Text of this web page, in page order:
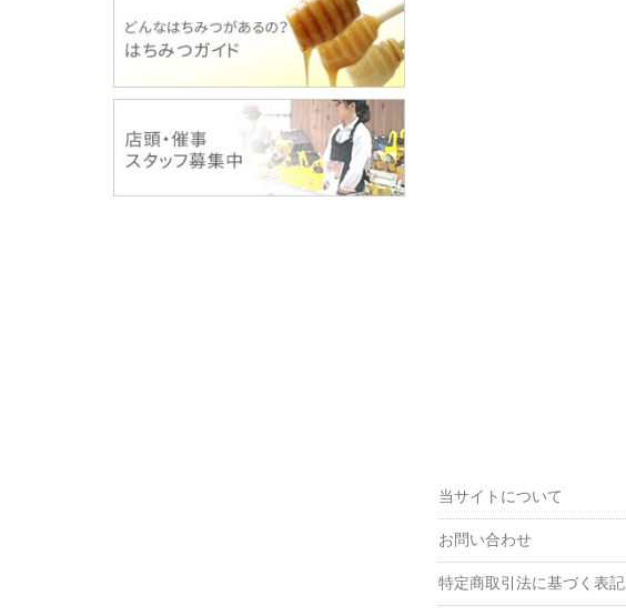
当サイトについて
お問い合わせ
特定商取引法に基づく表記